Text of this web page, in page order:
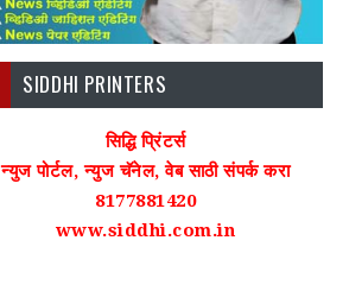
SIDDHI PRINTERS
सिद्धि प्रिंटर्स
न्युज पोर्टल, न्युज चॅनेल, वेब साठी संपर्क करा
8177881420
www.siddhi.com.in